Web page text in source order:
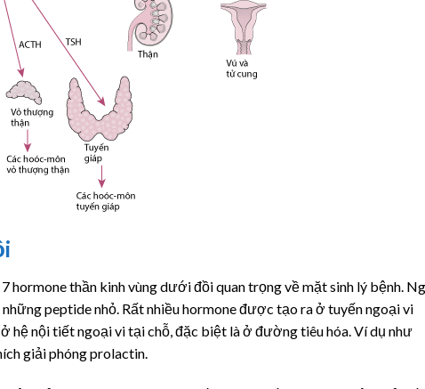
hormone thần kinh vùng dưới đồi quan trọng về mặt sinh lý bệnh.
những peptide nhỏ. Rất nhiều hormone được tạo ra ở tuyến ngoại vi
hệ nội tiết ngoại vi tại chỗ, đặc biệt là ở đường tiêu hóa. Ví dụ như
giải phóng prolactin.